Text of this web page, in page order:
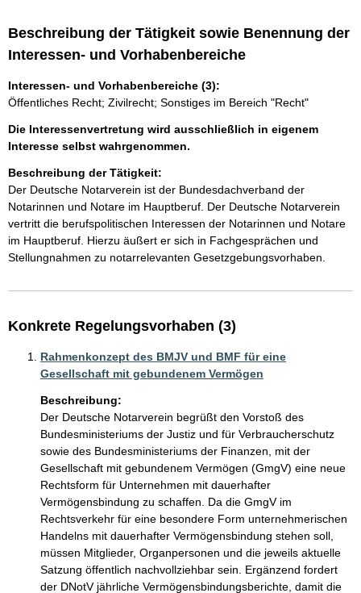
Beschreibung der Tätigkeit sowie Benennung der
Interessen- und Vorhabenbereiche
Interessen- und Vorhabenbereiche (3):
Öffentliches Recht; Zivilrecht; Sonstiges im Bereich "Recht"
Die Interessenvertretung wird ausschließlich in eigenem
Interesse selbst wahrgenommen.
Beschreibung der Tätigkeit:
Der Deutsche Notarverein ist der Bundesdachverband der
Notarinnen und Notare im Hauptberuf. Der Deutsche Notarverein
vertritt die berufspolitischen Interessen der Notarinnen und Notare
im Hauptberuf. Hierzu äußert er sich in Fachgesprächen und
Stellungnahmen zu notarrelevanten Gesetzgebungsvorhaben.
Konkrete Regelungsvorhaben (3)
Rahmenkonzept des BMJV und BMF für eine
Gesellschaft mit gebundenem Vermögen
Beschreibung:
Der Deutsche Notarverein begrüßt den Vorstoß des
Bundesministeriums der Justiz und für Verbraucherschutz
sowie des Bundesministeriums der Finanzen, mit der
Gesellschaft mit gebundenem Vermögen (GmgV) eine neue
Rechtsform für Unternehmen mit dauerhafter
Vermögensbindung zu schaffen. Da die GmgV im
Rechtsverkehr für eine besondere Form unternehmerischen
Handelns mit dauerhafter Vermögensbindung stehen soll,
müssen Mitglieder, Organpersonen und die jeweils aktuelle
Satzung öffentlich nachvollziehbar sein. Ergänzend fordert
der DNotV jährliche Vermögensbindungsberichte, damit die